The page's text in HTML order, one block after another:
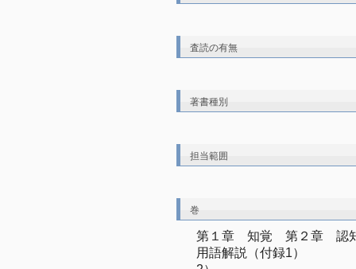
査読の有無
著書種別
担当範囲
巻
第１章　知覚　第２章　
用語解説（付録1）　　　